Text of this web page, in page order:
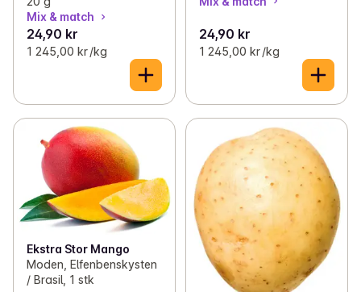
Mix & match
24,90 kr
1 245,00 kr /kg
24,90 kr
1 245,00 kr /kg
Ekstra Stor Mango
Moden, Elfenbenskysten
/ Brasil, 1 stk